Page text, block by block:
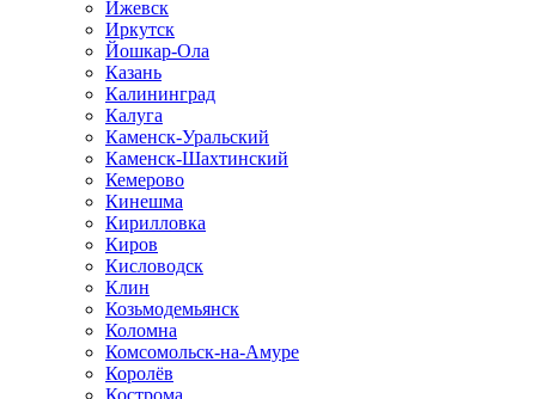
Ижевск
Иркутск
Йошкар-Ола
Казань
Калининград
Калуга
Каменск-Уральский
Каменск-Шахтинский
Кемерово
Кинешма
Кирилловка
Киров
Кисловодск
Клин
Козьмодемьянск
Коломна
Комсомольск-на-Амуре
Королёв
Кострома